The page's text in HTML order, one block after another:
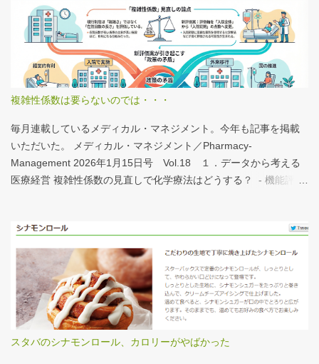
分析結果の一例は下のグラフ。 病床機能報告（2023年度報告）を
基に作成 ※救急救命士の人数は常勤・非常勤（常勤換算）の合
計。人数が0人の施設は集計に含まない この施設は何人いるんだろ
う？、あの施設は何人だろう？と見てみるだけでも十分興味深い
が、上のグラフのような情報が頭に入っていると、比較整理しや
する。立派な建物がある。武蔵国府の国司館（こくしのたち）を
復元したものだ。写真だけでは、大きさが分かりづらいはずだ。
今月訪れた武蔵国府跡 実際には10分の1サイズの模型なので、そ
れほど大きくない。人が一緒に写っている新聞記事（ （まちの記
憶）武蔵国府跡 東京都府中市：朝日新聞デジタル ）を見れば、
い。平均値で見ても情報は十分でないかもしれない。しかし、ヒ
ストグラムなどをあわせて見れば、相対的なポジションが分かり
やすい。朝日新聞の記事は、人が一緒に写っているので大きさを
把握しやすい。 そういえば、大きさ比較でタバコの箱を横に並べ
るのって、最近見かけないなぁ・・・。このご時世、タバコはNG
なのか？？
複雑性係数は要らないのでは・・・
毎月連載しているメディカル・マネジメント。今年も記事を掲載
いただいた。 メディカル・マネジメント／Pharmacy-
Management 2026年1月15日号 Vol.18 １．データから考える
医療経営 複雑性係数の見直しで化学療法はどうする？ - 機能評価
は微妙だ・・・と言い続けて10数年、ようやく見直されるよう
だ。ただ、その見直し内容も微妙では？？？というのが記事の主
旨。 AIにまとめさせるとこんな感じ。 日頃、各方面から「話が長
い」と言われているので、自分が話すよりAIが話した方がよいと
言われるのは時間の問題だろう。
スタバのシナモンロール、カロリーがやばかった